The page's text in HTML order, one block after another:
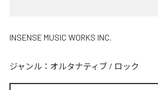
INSENSE MUSIC WORKS INC.
ジャンル： オルタナティブ / ロック